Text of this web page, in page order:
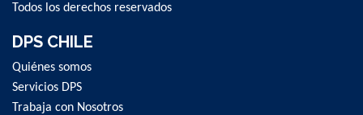
Todos los derechos reservados
DPS CHILE
Quiénes somos
Servicios DPS
Trabaja con Nosotros